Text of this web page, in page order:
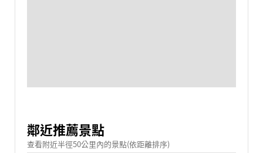
鄰近推薦景點
查看附近半徑50公里內的景點(依距離排序)